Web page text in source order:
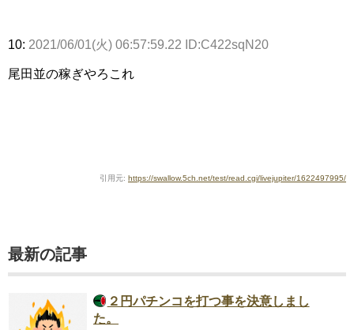
10: 2021/06/01(火) 06:57:59.22 ID:C422sqN20
尾田並の稼ぎやろこれ
引用元: https://swallow.5ch.net/test/read.cgi/livejupiter/1622497995/
最新の記事
２円パチンコを打つ事を決意しまし
た。